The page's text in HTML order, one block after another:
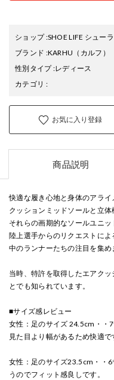
ショップ:SHOE LIFE シュー
ブランド :KARHU （カルフ）
性別タイプ:レディース
カテゴリ :
お気に入り登録
商品説明
快適な履き心地と身体のアラ
クッションミッドソールと立体
それらの画期的なソールユニ
陸上選手からのリクエストに
中のランナーたちの注目を集め
当時、特許を取得したエアク
とでも知られています。
■サイズ感レビュー
女性：足のサイズ 24.5cm・・
見た目より幅があるため快適で
女性：足のサイズ23.5cm・・
うのでフィット感良しです。